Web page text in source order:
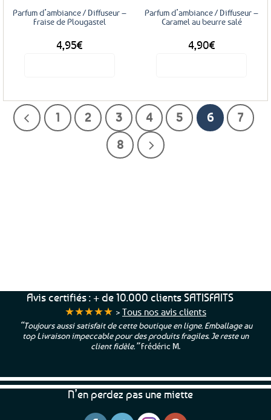
Parfum d’ambiance / Diffuseur –
Fraise de Plougastel
4,95€
Parfum d’ambiance / Diffuseur –
Caramel au beurre salé
4,90€
1 2 3 4 5 6
7
8
Avis certifiés : + de 10.000 clients SATISFAITS
★★★★★ > Tous nos avis clients
“Toujours aussi satisfait de cette boutique en ligne. Emballage au
top Livraison impeccable pour des produits fragiles. Je reste un
client fidèle.”Frédéric M.
N’en perdez pas une miette